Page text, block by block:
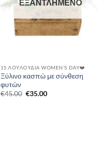
ΕΞΑΝΤΛΗΜΈΝΟ
15.ΛΟΥΛΟΎΔΙΑ WOMEN'S DAY❤️
Ξύλινο κασπώ με σύνθεση
φυτών
€45.00 Original
€35.00Η